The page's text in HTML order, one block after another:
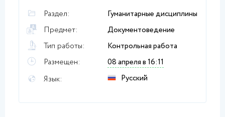
Раздел:
Гуманитарные дисциплины
Предмет:
Документоведение
Тип работы:
Контрольная работа
Размещен:
08 апреля в 16:11
Язык:
Русский